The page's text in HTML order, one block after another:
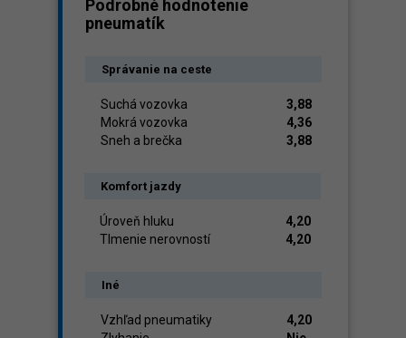
Podrobné hodnotenie
pneumatík
Správanie na ceste
Suchá vozovka
3,88
Mokrá vozovka
4,36
Sneh a brečka
3,88
Komfort jazdy
Úroveň hluku
4,20
Tlmenie nerovností
4,20
Iné
Vzhľad pneumatiky
4,20